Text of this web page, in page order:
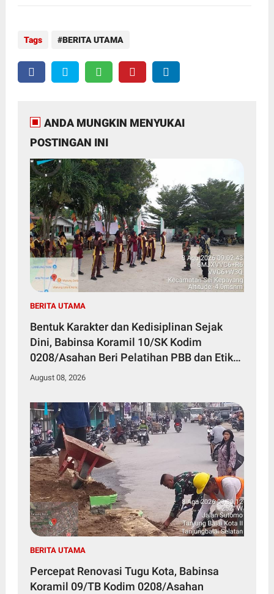
Tags BERITA UTAMA
ANDA MUNGKIN MENYUKAI
POSTINGAN INI
BERITA UTAMA
Bentuk Karakter dan Kedisiplinan Sejak
Dini, Babinsa Koramil 10/SK Kodim
0208/Asahan Beri Pelatihan PBB dan Etika
Bagi Siswa MIN 7 Pertahanan
August 08, 2026
BERITA UTAMA
Percepat Renovasi Tugu Kota, Babinsa
Koramil 09/TB Kodim 0208/Asahan